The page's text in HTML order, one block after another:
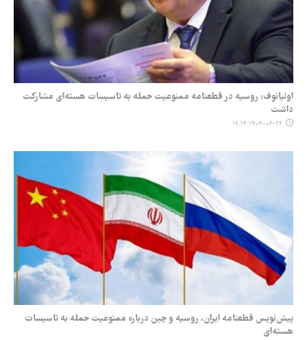
اولیانوف: روسیه در قطعنامه ممنوعیت حمله به تاسیسات هسته‌ای مشارکت
داشت
۱۴۰۴-۰۶-۲۶ ۱۹:۱۴
پیش‌نویس قطعنامه ایران، روسیه و چین درباره ممنوعیت حمله به تاسیسات
هسته‌ای